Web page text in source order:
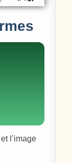
l’image